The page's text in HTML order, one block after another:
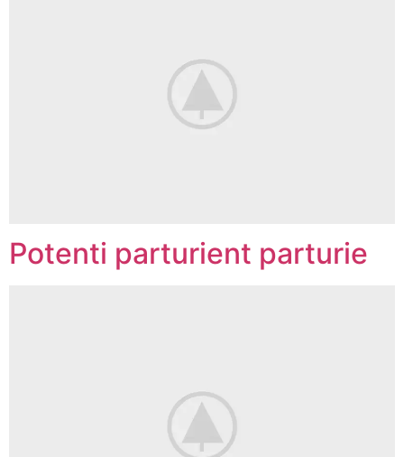
Potenti parturient parturie